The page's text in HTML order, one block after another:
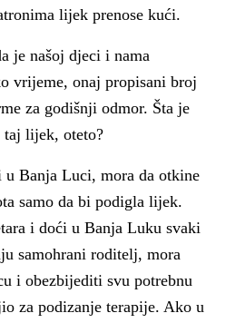
lijek prenose kući.
je našoj djeci i nama
vrijeme, onaj propisani broj
za godišnji odmor. Šta je
lijek, oteto?
Banja Luci, mora da otkine
samo da bi podigla lijek.
i doći u Banja Luku svaki
samohrani roditelj, mora
i obezbijediti svu potrebnu
za podizanje terapije. Ako u